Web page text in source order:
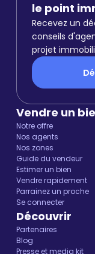
le point
Recevez un
conseils
projet
Vendre un
Notre offre
Nos agents
Nos zones
Guide du vendeur
Estimer un bien
Vendre rapidement
Parrainez un proche
Se connecter
Découvrir
Partenaires
Blog
Presse et media kit